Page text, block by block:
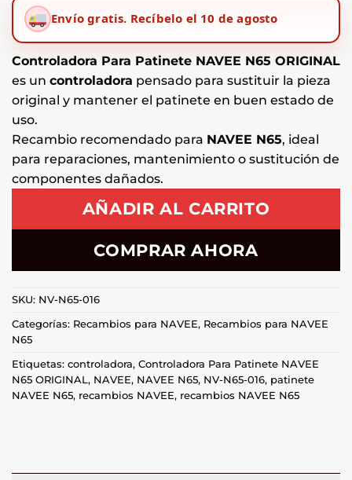
Envío gratis. Recíbelo el 10 de agosto
Controladora Para Patinete NAVEE N65 ORIGINAL
es un controladora pensado para sustituir la pieza
original y mantener el patinete en buen estado de
uso.
Recambio recomendado para NAVEE N65, ideal
para reparaciones, mantenimiento o sustitución de
componentes dañados.
AÑADIR AL CARRITO
COMPRAR AHORA
SKU: NV-N65-016
Categorías: Recambios para NAVEE, Recambios para NAVEE
N65
Etiquetas: controladora, Controladora Para Patinete NAVEE
N65 ORIGINAL, NAVEE, NAVEE N65, NV-N65-016, patinete
NAVEE N65, recambios NAVEE, recambios NAVEE N65